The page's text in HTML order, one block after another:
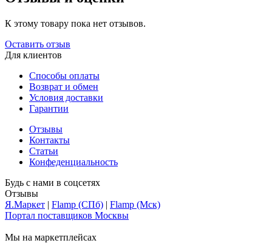
К этому товару пока нет отзывов.
Оставить отзыв
Для клиентов
Способы оплаты
Возврат и обмен
Условия доставки
Гарантии
Отзывы
Контакты
Статьи
Конфеденциальность
Будь с нами в соцсетях
Отзывы
Я.Маркет | Flamp (СПб) | Flamp (Мск)
Портал поставщиков Москвы
Мы на маркетплейсах